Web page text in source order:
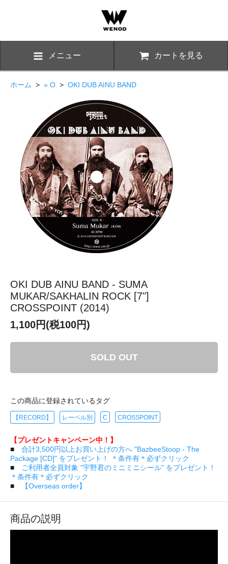
メニュー カートを見る
ホーム > » O > OKI DUB AINU BAND
OKI DUB AINU BAND - SUMA
MUKAR/SAKHALIN ROCK [7"]
CROSSPOINT (2014)
1,100円(税100円)
SOLD OUT
この商品に登録されているタグ
【RECORD】 レーベル別 C CROSSPOINT
【プレゼントキャンペーン中！】
■ 合計3,500円以上お買い上げの方へ "BazbeeStoop - The
Package [CD]" をプレゼント！ ＊条件有＊必ずクリック
■
ご利用者全員対象 "宇野君のミニミニシール" をプレゼント！
＊条件有＊必ずクリック
■
【Overseas order】
商品の説明